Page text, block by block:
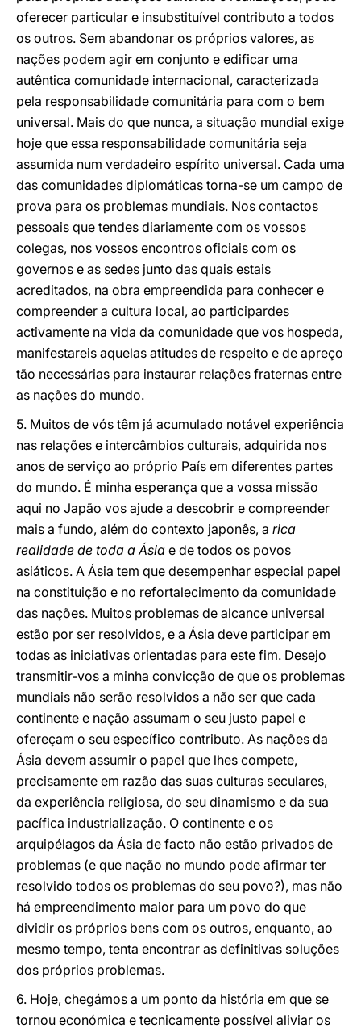
oferecer particular e insubstituível contributo a todos
os outros. Sem abandonar os próprios valores, as
nações podem agir em conjunto e edificar uma
autêntica comunidade internacional, caracterizada
pela responsabilidade comunitária para com o bem
universal. Mais do que nunca, a situação mundial exige
hoje que essa responsabilidade comunitária seja
assumida num verdadeiro espírito universal. Cada uma
das comunidades diplomáticas torna-se um campo de
prova para os problemas mundiais. Nos contactos
pessoais que tendes diariamente com os vossos
colegas, nos vossos encontros oficiais com os
governos e as sedes junto das quais estais
acreditados, na obra empreendida para conhecer e
compreender a cultura local, ao participardes
activamente na vida da comunidade que vos hospeda,
manifestareis aquelas atitudes de respeito e de apreço
tão necessárias para instaurar relações fraternas entre
as nações do mundo.
5. Muitos de vós têm já acumulado notável experiência
nas relações e intercâmbios culturais, adquirida nos
anos de serviço ao próprio País em diferentes partes
do mundo. É minha esperança que a vossa missão
aqui no Japão vos ajude a descobrir e compreender
mais a fundo, além do contexto japonês, a rica
realidade de toda a Ásia e de todos os povos
asiáticos. A Ásia tem que desempenhar especial papel
na constituição e no refortalecimento da comunidade
das nações. Muitos problemas de alcance universal
estão por ser resolvidos, e a Ásia deve participar em
todas as iniciativas orientadas para este fim. Desejo
transmitir-vos a minha convicção de que os problemas
mundiais não serão resolvidos a não ser que cada
continente e nação assumam o seu justo papel e
ofereçam o seu específico contributo. As nações da
Ásia devem assumir o papel que lhes compete,
precisamente em razão das suas culturas seculares,
da experiência religiosa, do seu dinamismo e da sua
pacífica industrialização. O continente e os
arquipélagos da Ásia de facto não estão privados de
problemas (e que nação no mundo pode afirmar ter
resolvido todos os problemas do seu povo?), mas não
há empreendimento maior para um povo do que
dividir os próprios bens com os outros, enquanto, ao
mesmo tempo, tenta encontrar as definitivas soluções
dos próprios problemas.
6. Hoje, chegámos a um ponto da história em que se
tornou económica e tecnicamente possível aliviar os